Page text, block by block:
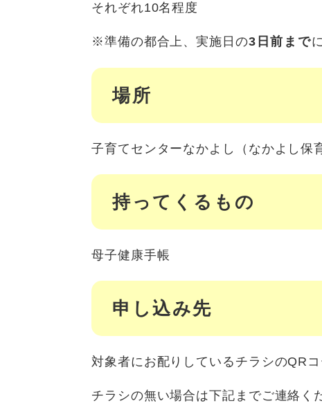
それぞれ10名程度
※準備の都合上、実施日の3日前まで
場所
子育てセンターなかよし（なかよし保
持ってくるもの
母子健康手帳
申し込み先
対象者にお配りしているチラシのQR
チラシの無い場合は下記までご連絡く